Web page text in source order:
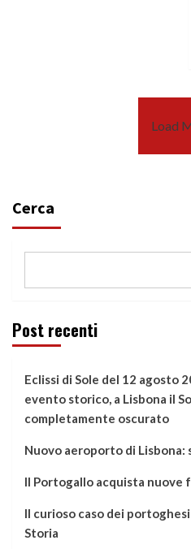
Load
Cerca
Post recenti
Eclissi di Sole del 12 agosto
evento storico, a Lisbona il
completamente oscurato
Nuovo aeroporto di Lisbona:
Il Portogallo acquista nuove
Il curioso caso dei
Storia